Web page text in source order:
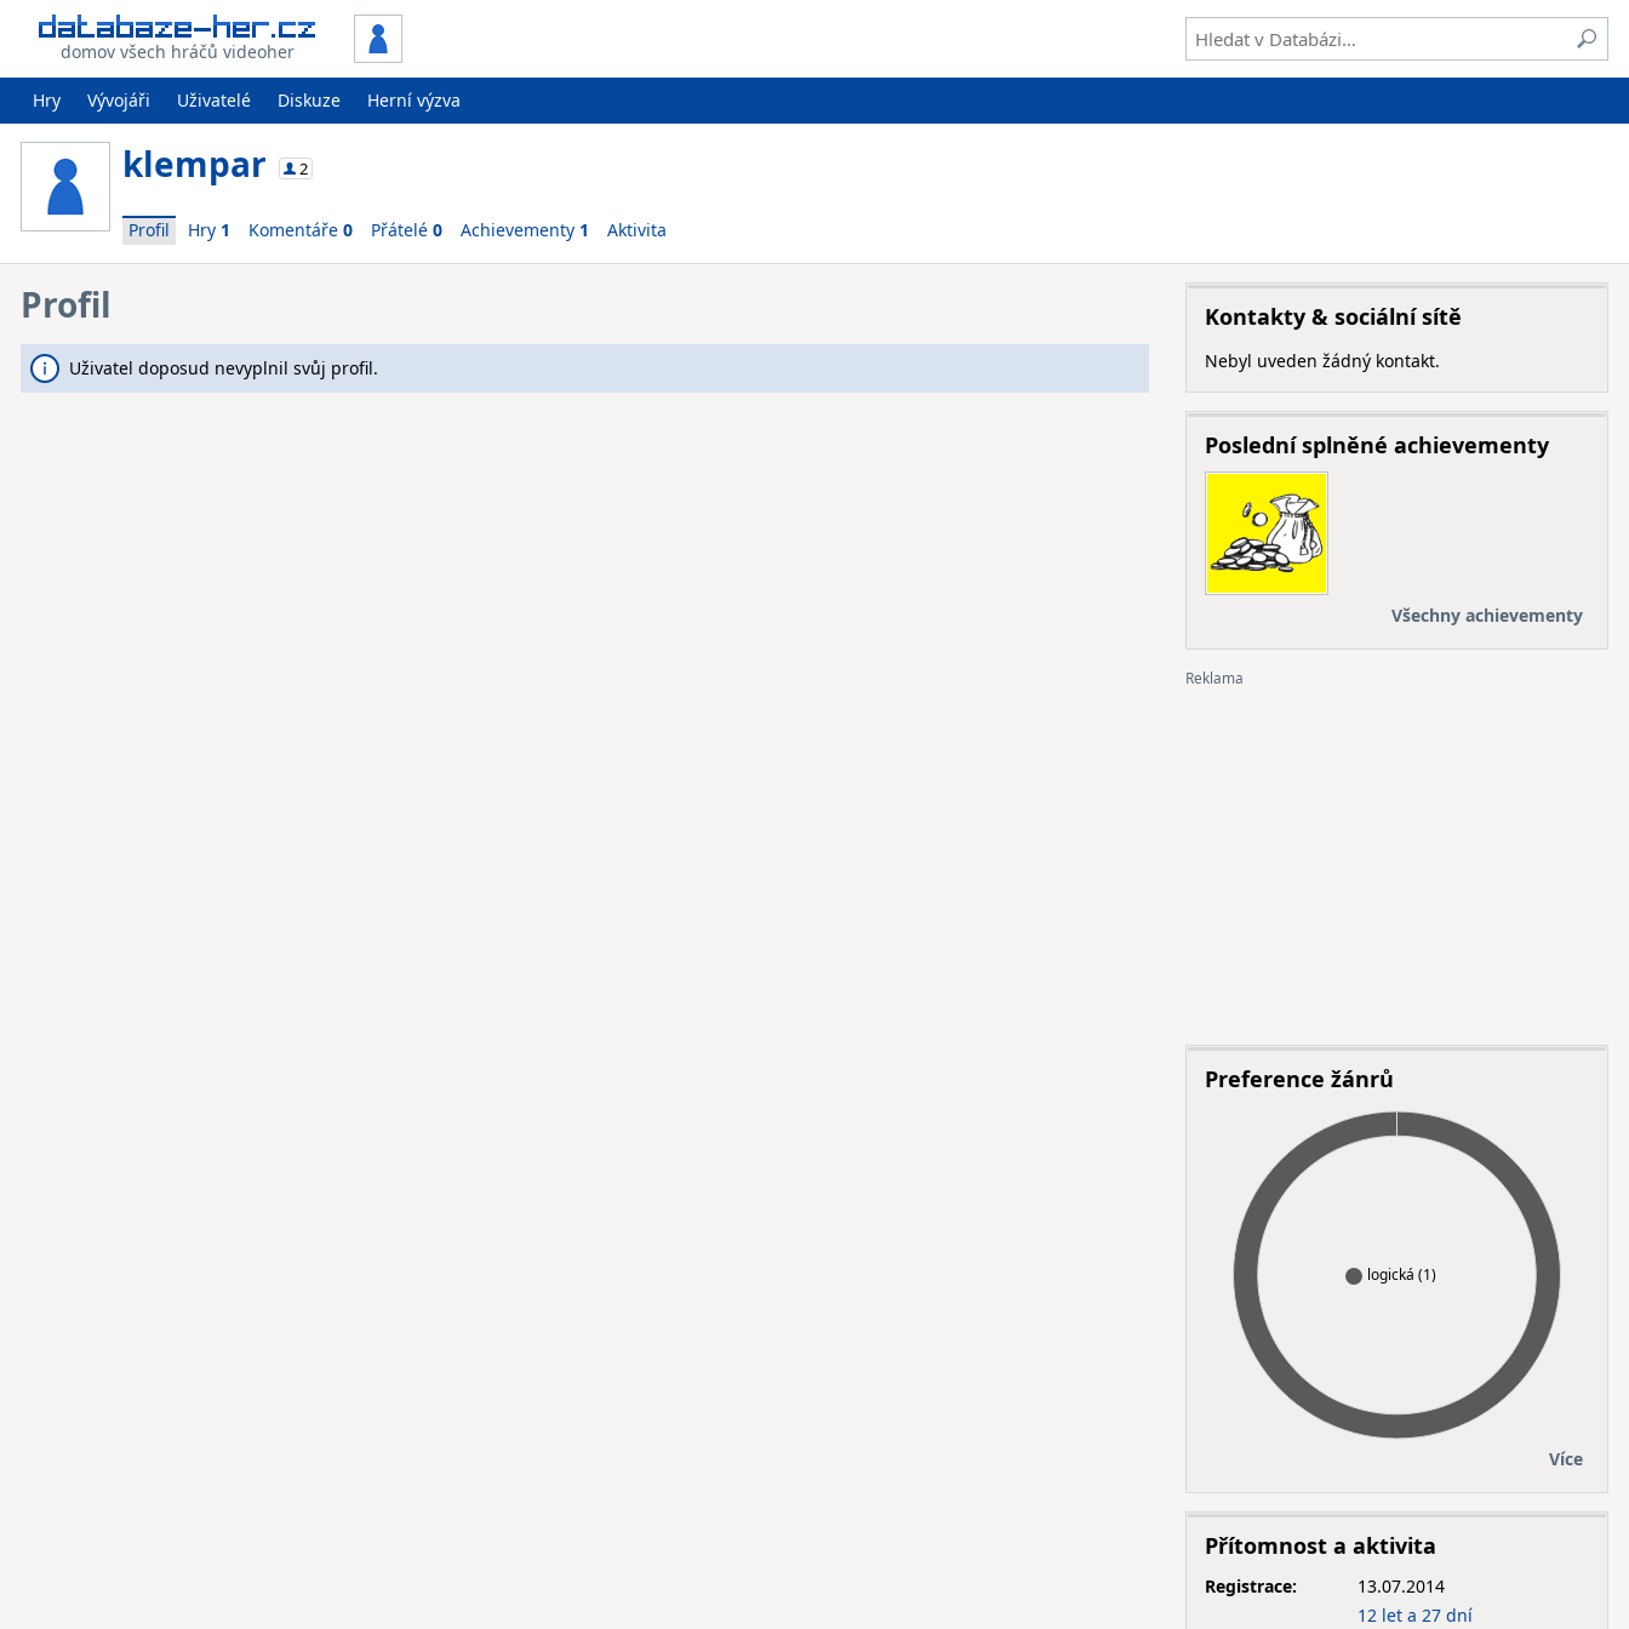
domov všech hráčů videoher
Hry Vývojáři Uživatelé Diskuze Herní výzva
klempar 2
Profil Hry 1 Komentáře 0 Přátelé 0 Achievementy 1 Aktivita
Profil
Uživatel doposud nevyplnil svůj profil.
Kontakty & sociální sítě
Nebyl uveden žádný kontakt.
Poslední splněné achievementy
Všechny achievementy
Preference žánrů
logická (1)
Více
Přítomnost a aktivita
Registrace:
13.07.2014
12 let a 27 dní